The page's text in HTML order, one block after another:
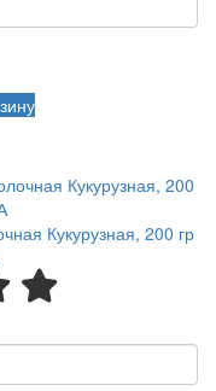
Кукурузная, 200 гр